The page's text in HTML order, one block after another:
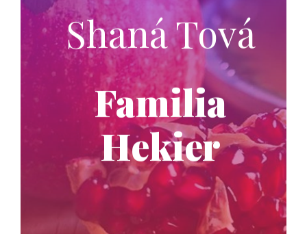
Shaná Tová
Familia
Hekier